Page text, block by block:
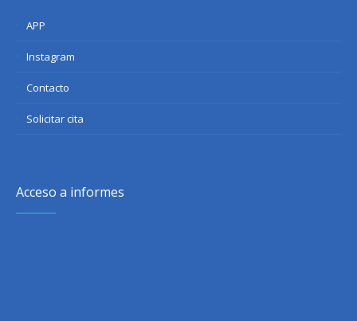
APP
Instagram
Contacto
Solicitar cita
Acceso a informes